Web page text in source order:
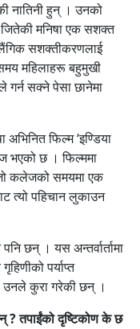
नातिनी हुन् । उनको
मनिषा एक सशक्त
सशक्तीकरणलाई
महिलाहरू बहुमुखी
सक्ने पेसा छानेमा
अभिनित फिल्म ‘इण्डिया
भएको छ । फिल्ममा
जो कलेजको समयमा एक
त्यो पहिचान लुकाउन
छन् । यस अन्तर्वार्तामा
पर्याप्त
उनले कुरा गरेकी छन् ।
?तपाईंको दृष्टिकोण के छ